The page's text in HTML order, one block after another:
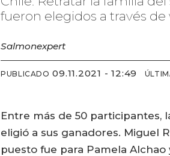
fueron elegidos a través
Salmonexpert
PUBLICADO 09.11.2021 - 12:49
Entre más de 50 participantes,
eligió a sus ganadores. Miguel
puesto fue para Pamela